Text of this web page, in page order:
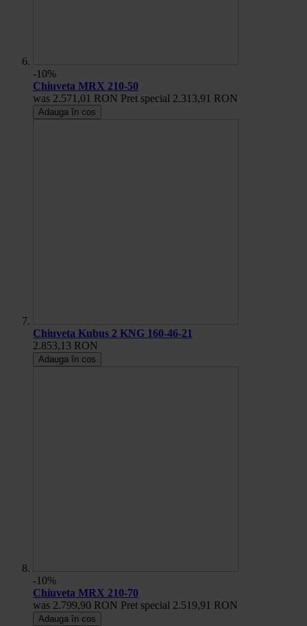
-10%
Chiuveta MRX 210-50
was 2.571,01 RON Pret special 2.313,91 RON
Adauga în cos
Chiuveta Kubus 2 KNG 160-46-21
2.853,13 RON
Adauga în cos
-10%
Chiuveta MRX 210-70
was 2.799,90 RON Pret special 2.519,91 RON
Adauga în cos